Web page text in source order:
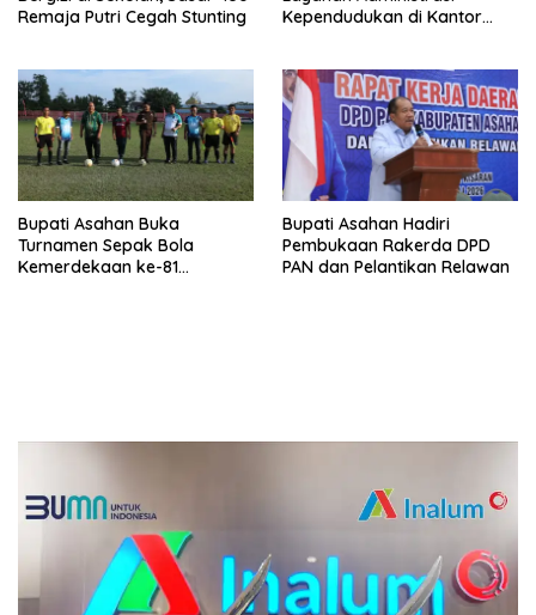
Remaja Putri Cegah Stunting
Kependudukan di Kantor
Bupati Asahan Buka
Turnamen Sepak Bola
Kemerdekaan ke-81
Bupati Asahan Hadiri
Pembukaan Rakerda DPD
PAN dan Pelantikan Relawan